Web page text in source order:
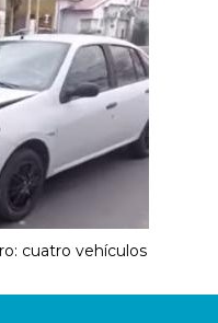
cuatro vehículos